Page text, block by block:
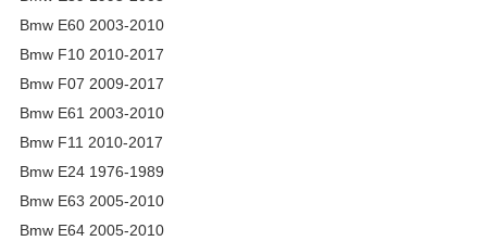
Bmw E60 2003-2010
Bmw F10 2010-2017
Bmw F07 2009-2017
Bmw E61 2003-2010
Bmw F11 2010-2017
Bmw E24 1976-1989
Bmw E63 2005-2010
Bmw E64 2005-2010